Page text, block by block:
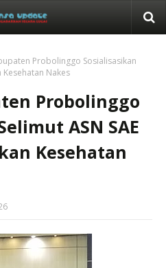
Probolinggo Sosialisasikan
Kesehatan Nakes
Probolinggo
ASN SAE
Kesehatan